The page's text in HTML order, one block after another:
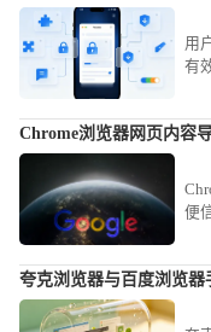
用
有
Chrome浏览器网页内容
便
夸克浏览器与百度浏览